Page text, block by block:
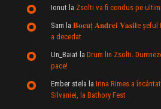
Ionut la Zsolti va fi condus pe
Sam la 𝐁𝐨𝐜𝐮ț 𝐀𝐧𝐝𝐫𝐞𝐢 𝐕𝐚𝐬𝐢𝐥e
a decedat
Un_Baiat la Drum lin Zsolti.
pace!
Ember stela la Irina Rimes a
Silvaniei, la Bathory Fest